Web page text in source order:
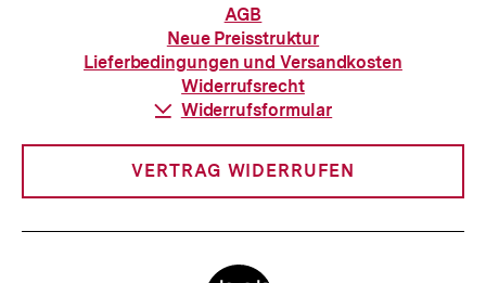
Informationen
zur
Bestellung
AGB
Neue Preisstruktur
Lieferbedingungen und Versandkosten
Widerrufsrecht
Download-
Widerrufsformular
VERTRAG WIDERRUFEN